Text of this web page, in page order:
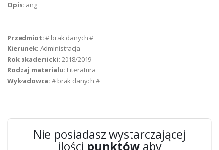
Opis: ang
Przedmiot: # brak danych #
Kierunek: Administracja
Rok akademicki: 2018/2019
Rodzaj materialu: Literatura
Wykładowca: # brak danych #
Nie posiadasz wystarczającej
ilości punktówaby